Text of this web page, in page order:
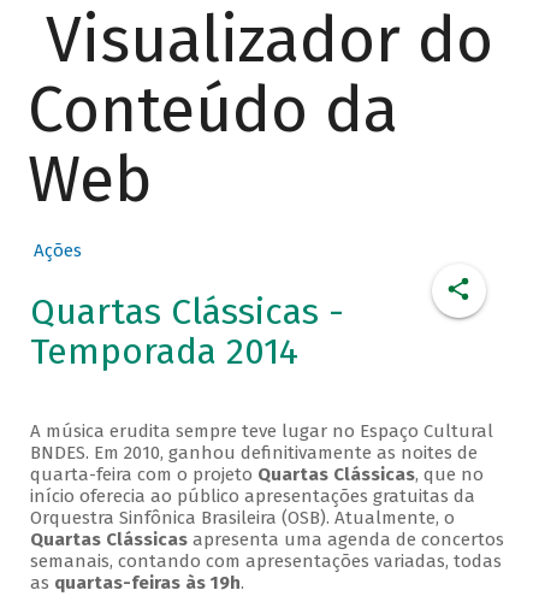
Visualizador do
Conteúdo da
Web
Ações
Quartas Clássicas -
Temporada 2014
A música erudita sempre teve lugar no Espaço Cultural
BNDES. Em 2010, ganhou definitivamente as noites de
quarta-feira com o projeto Quartas Clássicas, que no
início oferecia ao público apresentações gratuitas da
Orquestra Sinfônica Brasileira (OSB). Atualmente, o
Quartas Clássicasapresenta uma agenda de concertos
semanais, contando com apresentações variadas, todas
as quartas-feiras às 19h.